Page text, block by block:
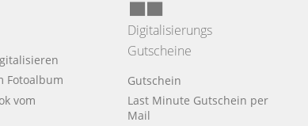
Fotoalbum
vom
Digitalisierungs
Gutscheine
Gutschein
Last Minute Gutschein per
Mail